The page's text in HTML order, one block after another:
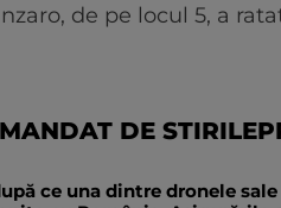
de pe locul 5, a
DE
ce una dintre dronele